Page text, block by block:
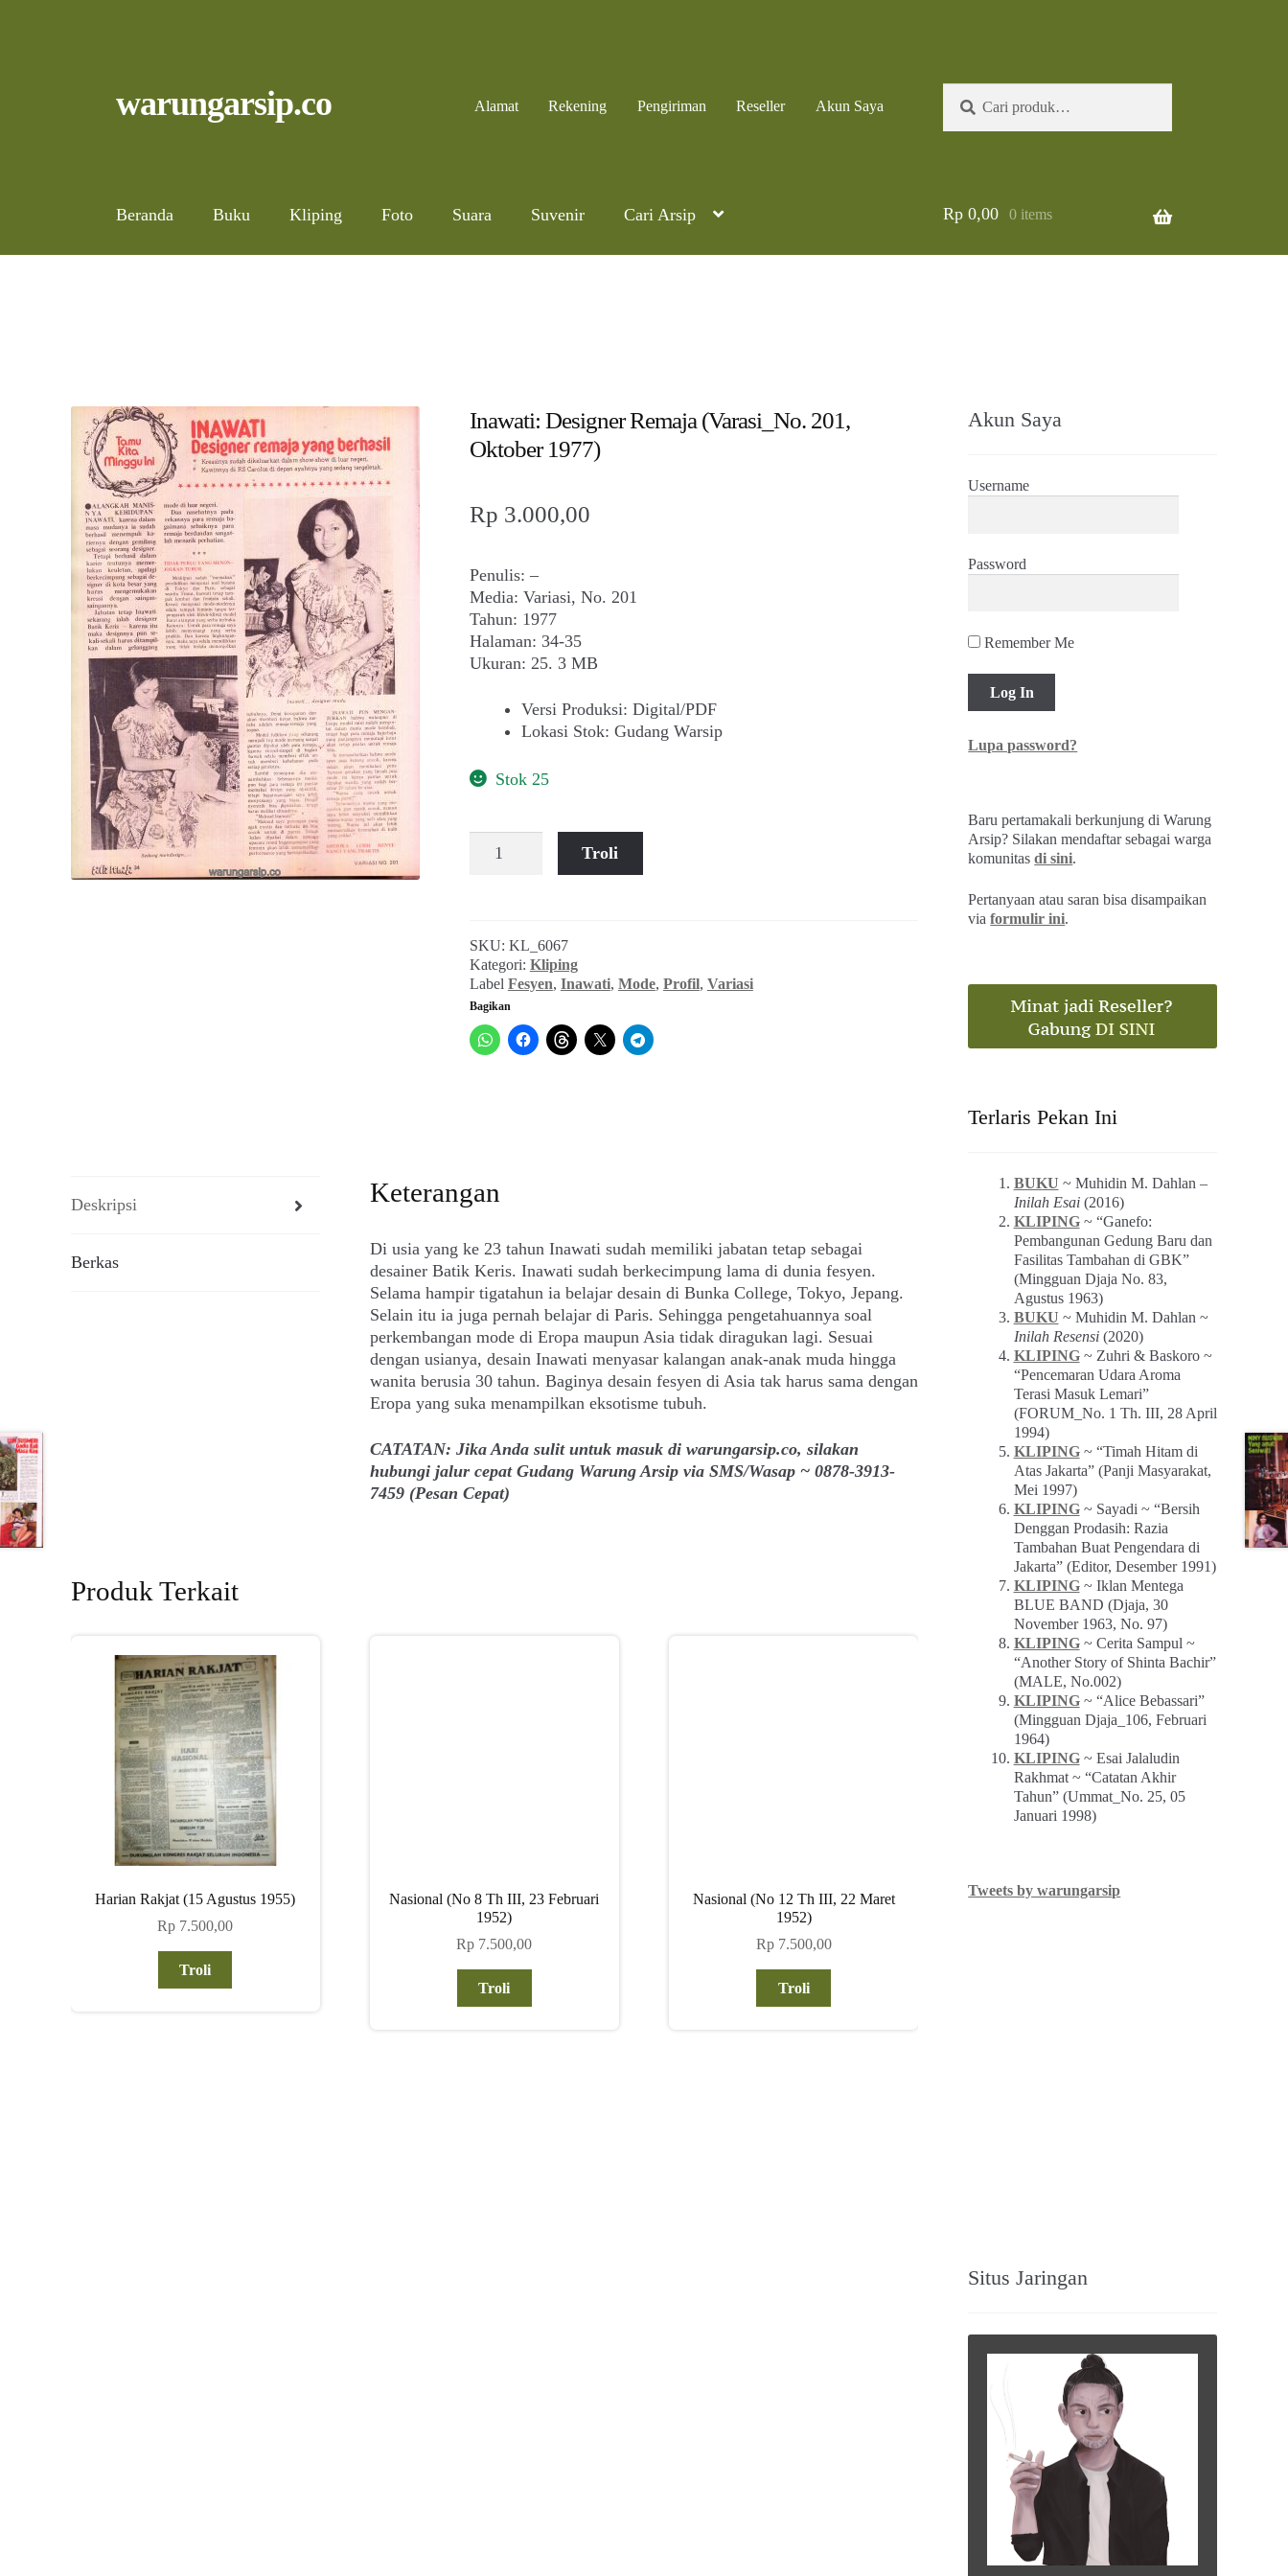
to
to
warungarsip.co Alamat Rekening Pengiriman Reseller Akun Saya
untuk:
Beranda Buku Kliping Foto Suara Suvenir Cari Arsip Rp0,00 0 items
Inawati: Designer Remaja (Varasi_No. 201,
Oktober 1977)
Rp 3.000,00
Penulis: –
Media: Variasi, No. 201
Tahun: 1977
Halaman: 34-35
Ukuran: 25. 3 MB
Versi Produksi: Digital/PDF
Lokasi Stok: Gudang Warsip
Stok 25
Inawati:
201,
Oktober
1977)
Troli
SKU: KL_6067
Kategori: Kliping
Label Fesyen, Inawati, Mode, Profil, Variasi
Bagikan
Deskripsi
Berkas
Keterangan
Di usia yang ke 23 tahun Inawati sudah memiliki jabatan tetap sebagai
desainer Batik Keris. Inawati sudah berkecimpung lama di dunia fesyen.
Selama hampir tigatahun ia belajar desain di Bunka College, Tokyo, Jepang.
Selain itu ia juga pernah belajar di Paris. Sehingga pengetahuannya soal
perkembangan mode di Eropa maupun Asia tidak diragukan lagi. Sesuai
dengan usianya, desain Inawati menyasar kalangan anak-anak muda hingga
wanita berusia 30 tahun. Baginya desain fesyen di Asia tak harus sama dengan
Eropa yang suka menampilkan eksotisme tubuh.
CATATAN: Jika Anda sulit untuk masuk di warungarsip.co, silakan
hubungi jalur cepat Gudang Warung Arsip via SMS/Wasap ~ 0878-3913-
7459 (Pesan Cepat)
Produk Terkait
Harian Rakjat (15 Agustus 1955)
Rp 7.500,00
Troli
Nasional (No 8 Th III, 23 Februari
1952)
Rp 7.500,00
Troli
Nasional (No 12 Th III, 22 Maret
1952)
Rp7.500,00
Troli
Akun Saya
Username
Password
Remember Me
Lupa password?
Baru pertamakali berkunjung di Warung
Arsip? Silakan mendaftar sebagai warga
komunitasdi sini.
Pertanyaan atau saran bisa disampaikan
viaformulir ini.
Terlaris Pekan Ini
BUKU ~ Muhidin M. Dahlan –
Inilah Esai(2016)
KLIPING~ “Ganefo:
Pembangunan Gedung Baru dan
Fasilitas Tambahan di GBK”
(Mingguan Djaja No. 83,
Agustus 1963)
BUKU ~ Muhidin M. Dahlan ~
Inilah Resensi(2020)
KLIPING~ Zuhri & Baskoro ~
“Pencemaran Udara Aroma
Terasi Masuk Lemari”
(FORUM_No. 1 Th. III, 28 April
1994)
KLIPING~ “Timah Hitam di
Atas Jakarta” (Panji Masyarakat,
Mei 1997)
KLIPING~ Sayadi ~ “Bersih
Denggan Prodasih: Razia
Tambahan Buat Pengendara di
Jakarta” (Editor, Desember 1991)
KLIPING~ Iklan Mentega
BLUE BAND (Djaja, 30
November 1963, No. 97)
KLIPING~ Cerita Sampul ~
“Another Story of Shinta Bachir”
(MALE, No.002)
KLIPING~ “Alice Bebassari”
(Mingguan Djaja_106, Februari
1964)
KLIPING~ Esai Jalaludin
Rakhmat ~ “Catatan Akhir
Tahun” (Ummat_No. 25, 05
Januari 1998)
Tweets by warungarsip
Situs Jaringan